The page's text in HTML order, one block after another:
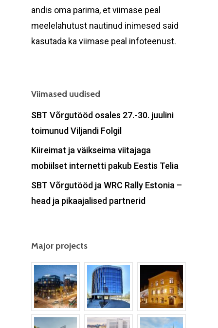
andis oma parima, et viimase peal
meelelahutust nautinud inimesed said
kasutada ka viimase peal infoteenust.
Viimased uudised
SBT Võrgutööd osales 27.-30. juulini
toimunud Viljandi Folgil
Kiireimat ja väikseima viitajaga
mobiilset internetti pakub Eestis Telia
SBT Võrgutööd ja WRC Rally Estonia –
head ja pikaajalised partnerid
Major projects
Eesti
Manhattan, NY
E: